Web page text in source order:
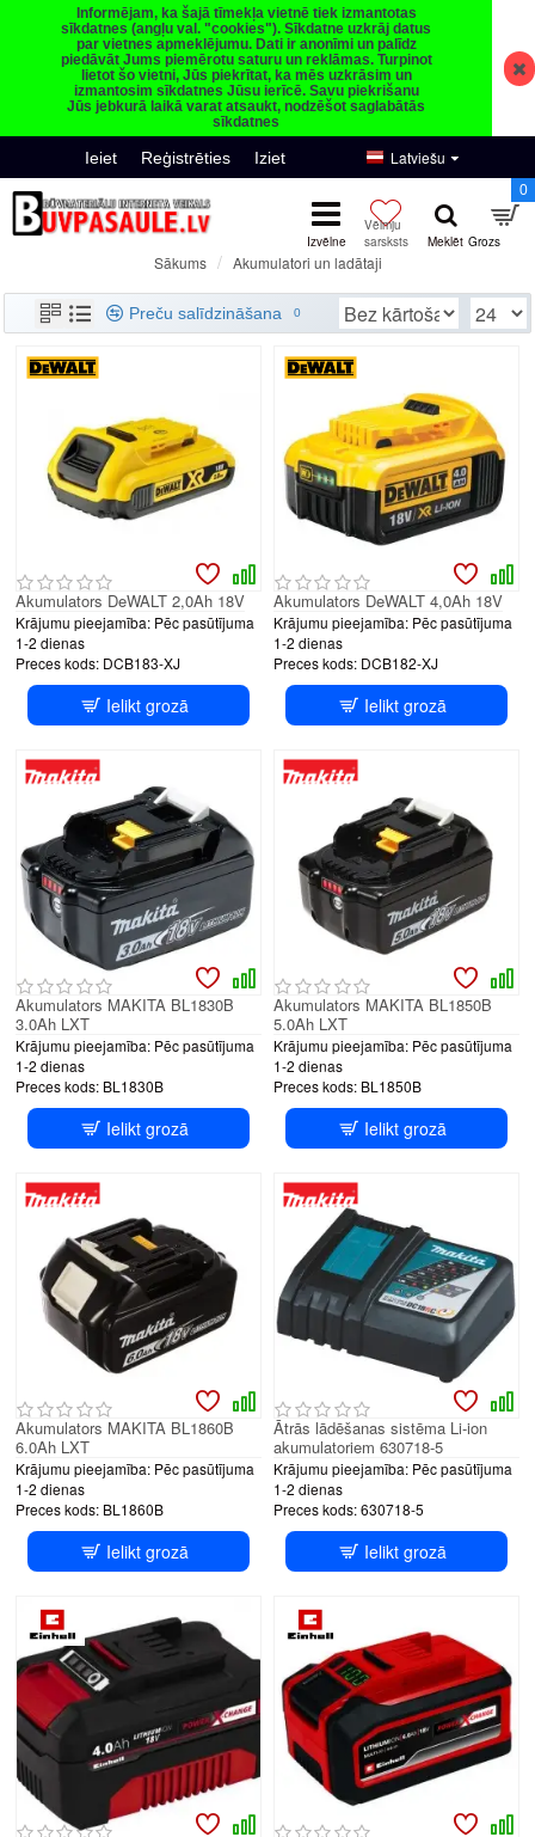
Informējam, ka šajā tīmekļa vietnē tiek izmantotas
sīkdatnes (angļu val. "cookies"). Sīkdatne uzkrāj datus
par vietnes apmeklējumu. Dati ir anonīmi un palīdz
piedāvāt Jums piemērotu saturu un reklāmas. Turpinot
lietot šo vietni, Jūs piekrītat, ka mēs uzkrāsim un
izmantosim sīkdatnes Jūsu ierīcē. Savu piekrišanu
Jūs jebkurā laikā varat atsaukt, nodzēšot saglabātās
sīkdatnes
Ieiet Reģistrēties Iziet Latviešu
0
Sākums Akumulatori un ladātaji
Preču salīdzināšana
0
Krājumu pieejamība: Pēc pasūtījuma
1-2 dienas
Preces kods: DCB183-XJ
Akumulators DeWALT 2,0Ah 18V
Ielikt grozā
Krājumu pieejamība: Pēc pasūtījuma
1-2 dienas
Preces kods: DCB182-XJ
Akumulators DeWALT 4,0Ah 18V
Ielikt grozā
Krājumu pieejamība: Pēc pasūtījuma
1-2 dienas
Preces kods: BL1830B
Akumulators MAKITA BL1830B
3.0Ah LXT
Ielikt grozā
Krājumu pieejamība: Pēc pasūtījuma
1-2 dienas
Preces kods: BL1850B
Akumulators MAKITA BL1850B
5.0Ah LXT
Ielikt grozā
Krājumu pieejamība: Pēc pasūtījuma
1-2 dienas
Preces kods: BL1860B
Akumulators MAKITA BL1860B
6.0Ah LXT
Ielikt grozā
Krājumu pieejamība: Pēc pasūtījuma
1-2 dienas
Preces kods:630718-5
Ātrās lādēšanas sistēma Li-ion
akumulatoriem 630718-5
Ielikt grozā